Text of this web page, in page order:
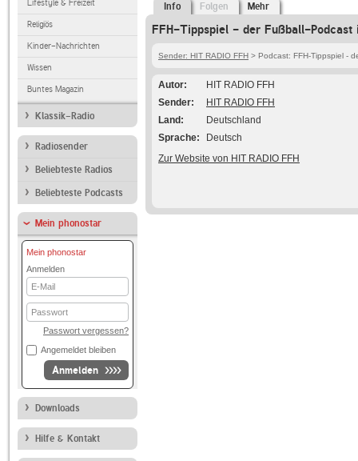
Lifestyle & Freizeit
Religiös
Kinder-Nachrichten
Wissen
Buntes Magazin
Klassik-Radio
Radiosender
Beliebteste Radios
Beliebteste Podcasts
Mein phonostar
Mein phonostar
Anmelden
E-
Mail
Passwort
Passwort vergessen?
Angemeldet bleiben
Anmelden
Downloads
Hilfe & Kontakt
Info Folgen Mehr
FFH-Tippspiel - der Fußball-Podcast
Sender: HIT RADIO FFH > Podcast: FFH-Tippspiel -
Autor
HIT RADIO FFH
Sender
HIT RADIO FFH
Land
Deutschland
Sprache
Deutsch
Zur Website von HIT RADIO FFH